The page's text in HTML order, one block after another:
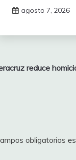
agosto 7, 2026
reduce
obligatorios